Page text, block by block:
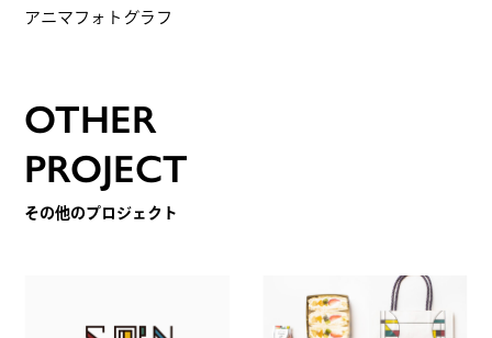
アニマフォトグラフ
OTHER
PROJECT
その他のプロジェクト